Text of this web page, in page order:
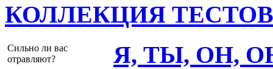
КОЛЛЕКЦИЯ ТЕСТОВ
Сильно ли вас
отравляют?
Я, ТЫ, ОН,